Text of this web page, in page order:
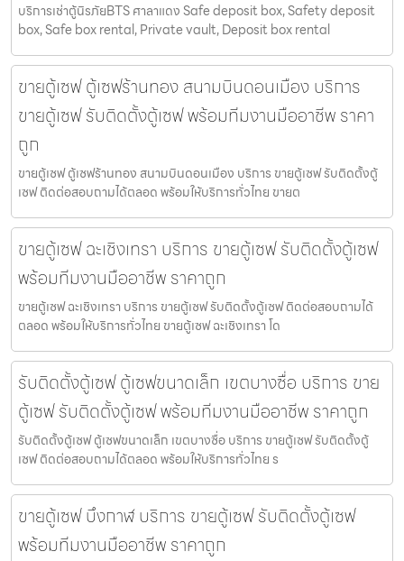
บริการเช่าตู้นิรภัยBTS ศาลาแดง Safe deposit box, Safety deposit
box, Safe box rental, Private vault, Deposit box rental
ขายตู้เซฟ ตู้เซฟร้านทอง สนามบินดอนเมือง บริการ
ขายตู้เซฟ รับติดตั้งตู้เซฟ พร้อมทีมงานมืออาชีพ ราคา
ถูก
ขายตู้เซฟ ตู้เซฟร้านทอง สนามบินดอนเมือง บริการ ขายตู้เซฟ รับติดตั้งตู้
เซฟ ติดต่อสอบถามได้ตลอด พร้อมให้บริการทั่วไทย ขายต
ขายตู้เซฟ ฉะเชิงเทรา บริการ ขายตู้เซฟ รับติดตั้งตู้เซฟ
พร้อมทีมงานมืออาชีพ ราคาถูก
ขายตู้เซฟ ฉะเชิงเทรา บริการ ขายตู้เซฟ รับติดตั้งตู้เซฟ ติดต่อสอบถามได้
ตลอด พร้อมให้บริการทั่วไทย ขายตู้เซฟ ฉะเชิงเทรา โด
รับติดตั้งตู้เซฟ ตู้เซฟขนาดเล็ก เขตบางซื่อ บริการ ขาย
ตู้เซฟ รับติดตั้งตู้เซฟ พร้อมทีมงานมืออาชีพ ราคาถูก
รับติดตั้งตู้เซฟ ตู้เซฟขนาดเล็ก เขตบางซื่อ บริการ ขายตู้เซฟ รับติดตั้งตู้
เซฟ ติดต่อสอบถามได้ตลอด พร้อมให้บริการทั่วไทย ร
ขายตู้เซฟ บึงกาฬ บริการ ขายตู้เซฟ รับติดตั้งตู้เซฟ
พร้อมทีมงานมืออาชีพ ราคาถูก